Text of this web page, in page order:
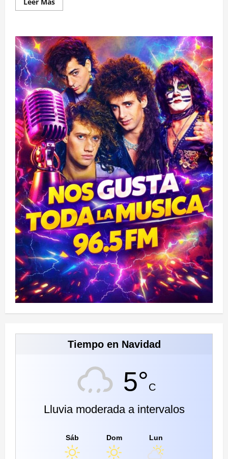
más
la
nueva
ley
de
migraciones:
¿Por
qué
motivos
se
podrá
expulsar
a
un
extranjero?
Tiempo en Navidad
5°C
Lluvia moderada a intervalos
Sáb Dom Lun